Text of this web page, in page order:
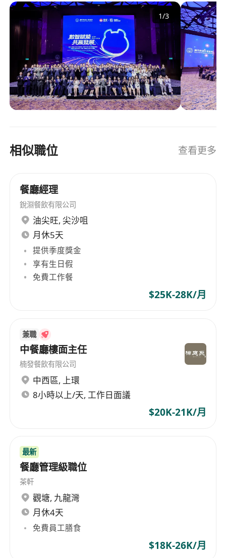
數傢俱規模的企業提供員工餐解決方案。公司處於
高速發展階段，現在主力發展團餐飯堂餐飲，以學
校飯堂，醫院飯堂，企業飯堂營運為主，正在以每
年10+以上店鋪的開業速度飛速擴展！屬於科技跨界
做團餐餐飲行業的新秀，希望和大家一起創造美好
未來！ 集團成員澳覓APP是澳門最大的本地生活服
務平臺，向本地市民及遊客提供外賣、團購、超市
便利、電召的士及跑腿等服務，年交易額約15億，
公司總員工超2000人。
1/3
相似職位 查看更多
餐廳經理
銳淵餐飲有限公司
油尖旺, 尖沙咀
月休5天
提供季度獎金
享有生日假
免費工作餐
$25K-28K/月
兼職
中餐廳樓面主任
楠發餐飲有限公司
中西區, 上環
8小時以上/天, 工作日面議
$20K-21K/月
最新
餐廳管理級職位
茶軒
觀塘, 九龍灣
月休4天
免費員工膳食
$18K-26K/月